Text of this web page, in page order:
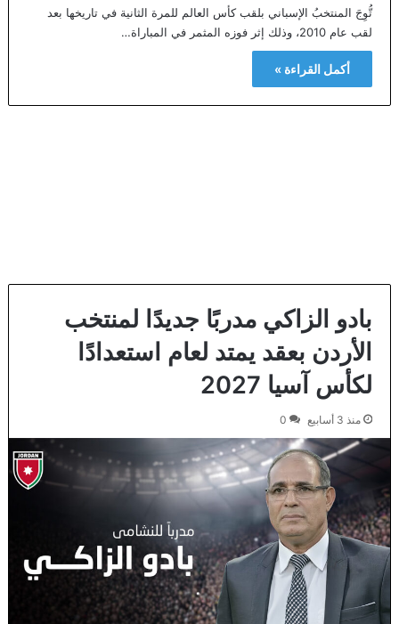
تُّوِجَ المنتخبُ الإسباني بلقب كأس العالم للمرة الثانية في تاريخها بعد
لقب عام 2010، وذلك إثر فوزه المثمر في المباراة…
أكمل القراءة »
بادو الزاكي مدربًا جديدًا لمنتخب
الأردن بعقد يمتد لعام استعدادًا
لكأس آسيا 2027
منذ 3 أسابيع 0